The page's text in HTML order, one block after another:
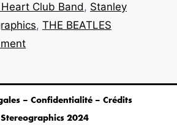
Heart Club Band, Stanley
, THE BEATLES
– Confidentialité – Crédits
2024